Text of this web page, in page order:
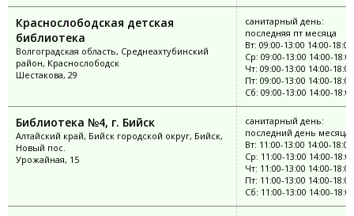
Краснослободская детская
библиотека
Волгоградская область, Среднеахтубинский
район, Краснослободск
Шестакова, 29
санитарный день:
последняя пт месяца
Вт: 09:00-13:00 14:00-18:00
Ср: 09:00-13:00 14:00-18:00
Чт: 09:00-13:00 14:00-18:00
Пт: 09:00-13:00 14:00-18:00
Сб: 09:00-13:00 14:00-18:00
Библиотека №4, г. Бийск
Алтайский край, Бийск городской округ, Бийск,
Новый пос.
Урожайная, 15
санитарный день:
последний день месяца
Вт: 11:00-13:00 14:00-18:00
Ср: 11:00-13:00 14:00-18:00
Чт: 11:00-13:00 14:00-18:00
Пт: 11:00-13:00 14:00-18:00
Сб: 11:00-13:00 14:00-18:00